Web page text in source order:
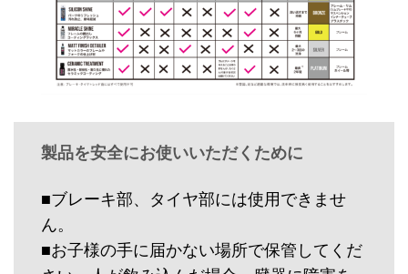
製品を安全にお使いいただくために
■ブレーキ部、タイヤ部には使用できませ
ん。
■お子様の手に届かない場所で保管してくだ